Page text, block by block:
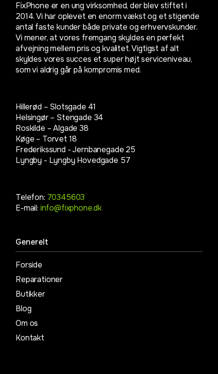
FixPhone er en ung virksomhed, der blev stiftet i
2014. Vi har oplevet en enorm vækst og et stigende
antal faste kunder både private og erhvervskunder.
Vi mener, at vores fremgang skyldes en perfekt
afvejning mellem pris og kvalitet. Vigtigst af alt
skyldes vores succes et super højt serviceniveau,
som vi aldrig går på kompromis med.
Hillerød – Slotsgade 41
Helsingør – Stengade 34
Roskilde – Algade 38
Køge – Torvet 18
Frederikssund - Jernbanegade 25
Lyngby - Lyngby Hovedgade 57
Telefon: 70345603
E-mail: info@fixphone.dk
Generelt
Forside
Reparationer
Butikker
Blog
Om os
Kontakt